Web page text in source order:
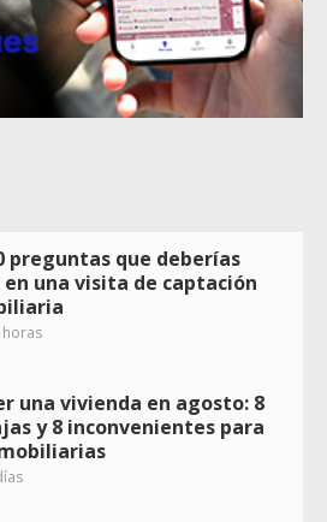
preguntas que deberías
en una visita de captación
horas
una vivienda en agosto: 8
y 8 inconvenientes para